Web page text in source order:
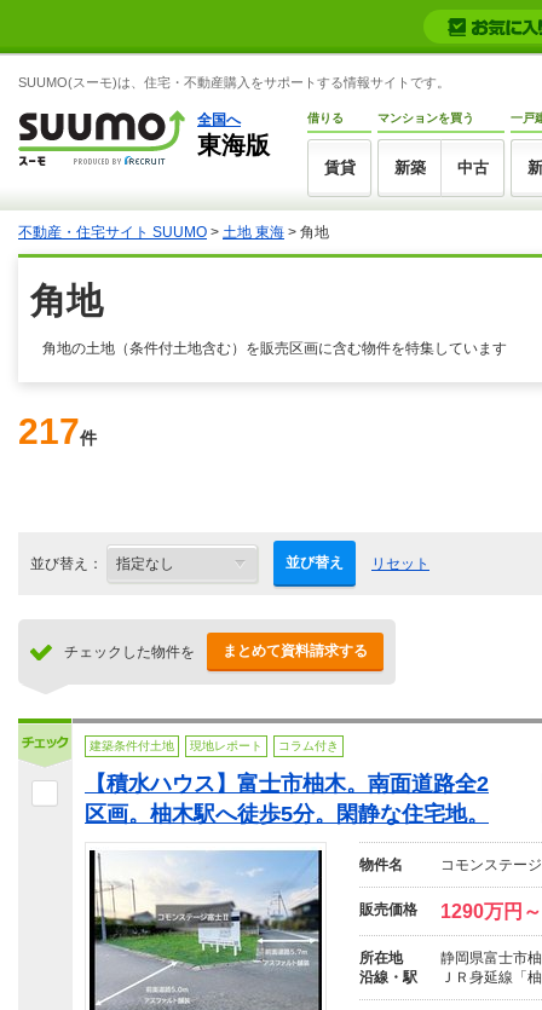
SUUMO(スーモ)は、住宅・不動産購入をサポートする情報サイトです。
全国へ
東海版
借りる
賃貸
マンションを買う
新築 中古
一戸
不動産・住宅サイト SUUMO > 土地 東海 > 角地
角地
角地の土地（条件付土地含む）を販売区画に含む物件を特集しています
217件
並び替え： 並び替え リセット
チェックした物件を まとめて資料請求する
建築条件付土地 現地レポート コラム付き
【積水ハウス】富士市柚木。南面道路全2
区画。柚木駅へ徒歩5分。閑静な住宅地。
物件名 コモンステー
販売価格 1290万円
所在地
静岡県富士市
沿線・駅
ＪＲ身延線「